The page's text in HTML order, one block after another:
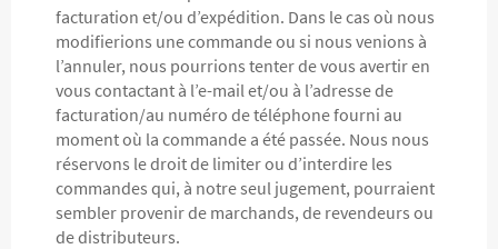
facturation et/ou d’expédition. Dans le cas où nous
modifierions une commande ou si nous venions à
l’annuler, nous pourrions tenter de vous avertir en
vous contactant à l’e-mail et/ou à l’adresse de
facturation/au numéro de téléphone fourni au
moment où la commande a été passée. Nous nous
réservons le droit de limiter ou d’interdire les
commandes qui, à notre seul jugement, pourraient
sembler provenir de marchands, de revendeurs ou
de distributeurs.